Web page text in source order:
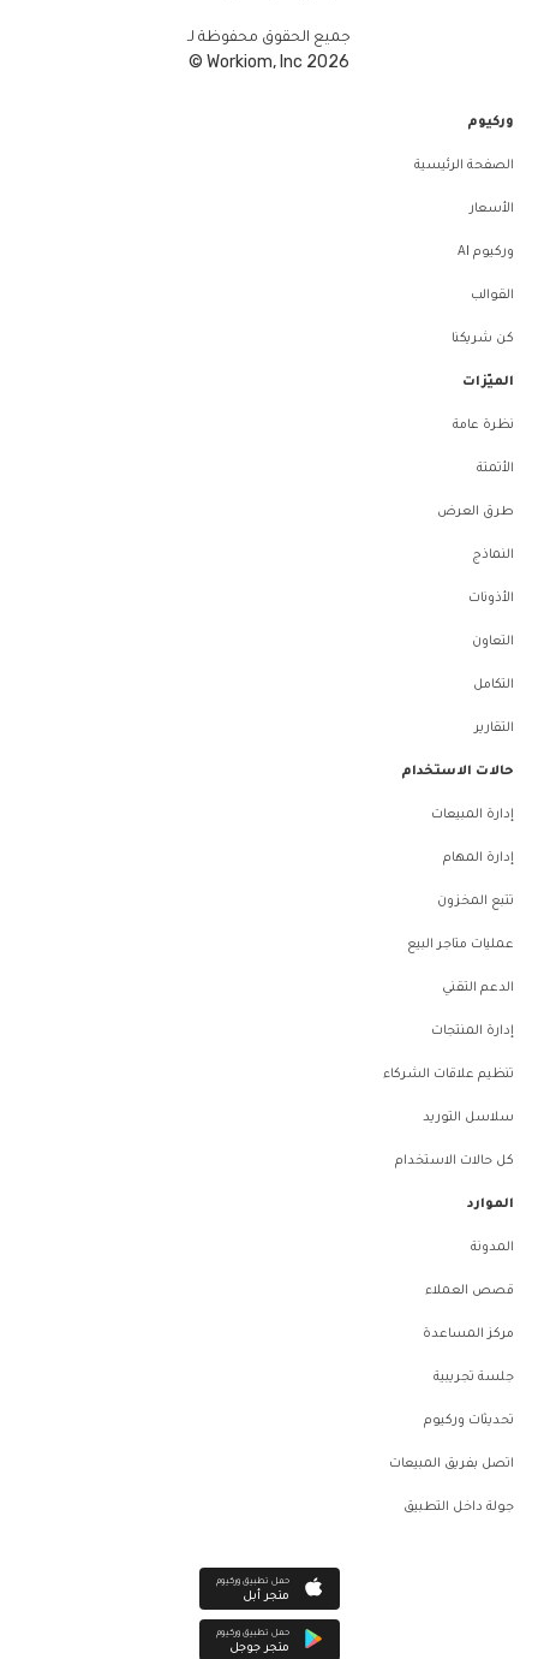
جميع الحقوق محفوظة لـ
Workiom, Inc 2026 ©
وركيوم
الصفحة الرئيسية
الأسعار
وركيوم AI
القوالب
كن شريكنا
الميّزات
نظرة عامة
الأتمتة
طرق العرض
النماذج
الأذونات
التعاون
التكامل
التقارير
حالات الاستخدام
إدارة المبيعات
إدارة المهام
تتبع المخزون
عمليات متاجر البيع
الدعم التقني
إدارة المنتجات
تنظيم علاقات الشركاء
سلاسل التوريد
كل حالات الاستخدام
الموارد
المدونة
قصص العملاء
مركز المساعدة
جلسة تجريبية
تحديثات وركيوم
اتصل بفريق المبيعات
جولة داخل التطبيق
حمل تطبيق وركيوم
متجر أبل
حمل تطبيق وركيوم
متجر جوجل